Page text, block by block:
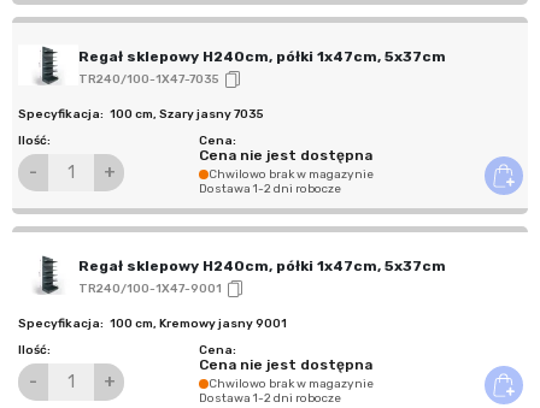
Regał sklepowy H240cm, półki 1x47cm, 5x37cm
TR240/100-1X47-7035
100 cm, Szary jasny 7035
- +
Cena nie jest dostępna
Chwilowo brak w magazynie
Dostawa 1-2 dni robocze
Regał sklepowy H240cm, półki 1x47cm, 5x37cm
TR240/100-1X47-9001
100 cm, Kremowy jasny 9001
- +
Cena nie jest dostępna
Chwilowo brak w magazynie
Dostawa 1-2 dni robocze